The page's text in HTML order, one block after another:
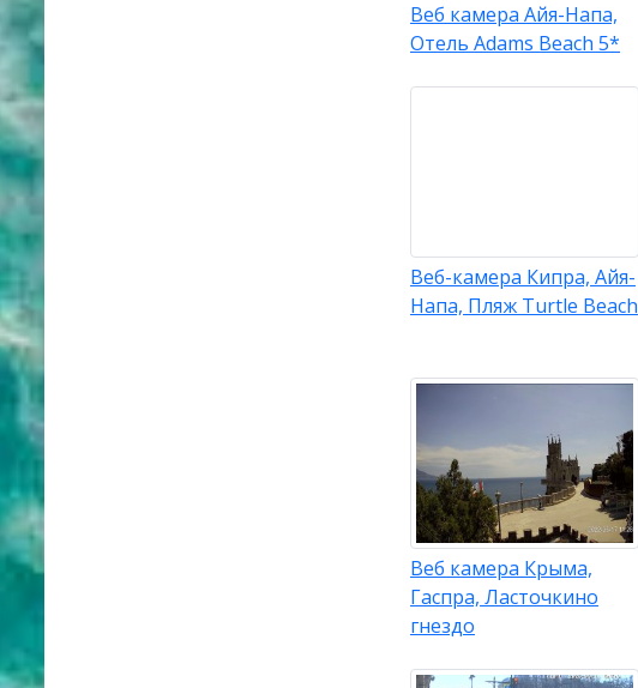
Веб камера Айя-Напа,
Отель Adams Beach 5*
Веб-камера Кипра, Айя-
Напа, Пляж Turtle Beach
Веб камера Крыма,
Гаспра, Ласточкино
гнездо